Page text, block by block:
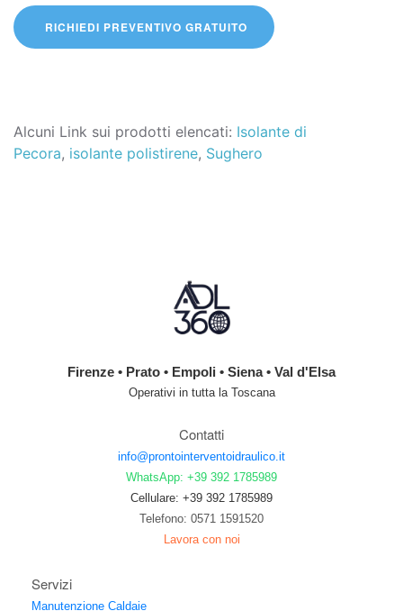
RICHIEDI PREVENTIVO GRATUITO
Alcuni Link sui prodotti elencati: Isolante di
Pecora, isolante polistirene, Sughero
Firenze • Prato • Empoli • Siena • Val d'Elsa
Operativi in tutta la Toscana
Contatti
info@prontointerventoidraulico.it
WhatsApp: +39 392 1785989
Cellulare: +39 392 1785989
Telefono: 0571 1591520
Lavora con noi
Servizi
Manutenzione Caldaie